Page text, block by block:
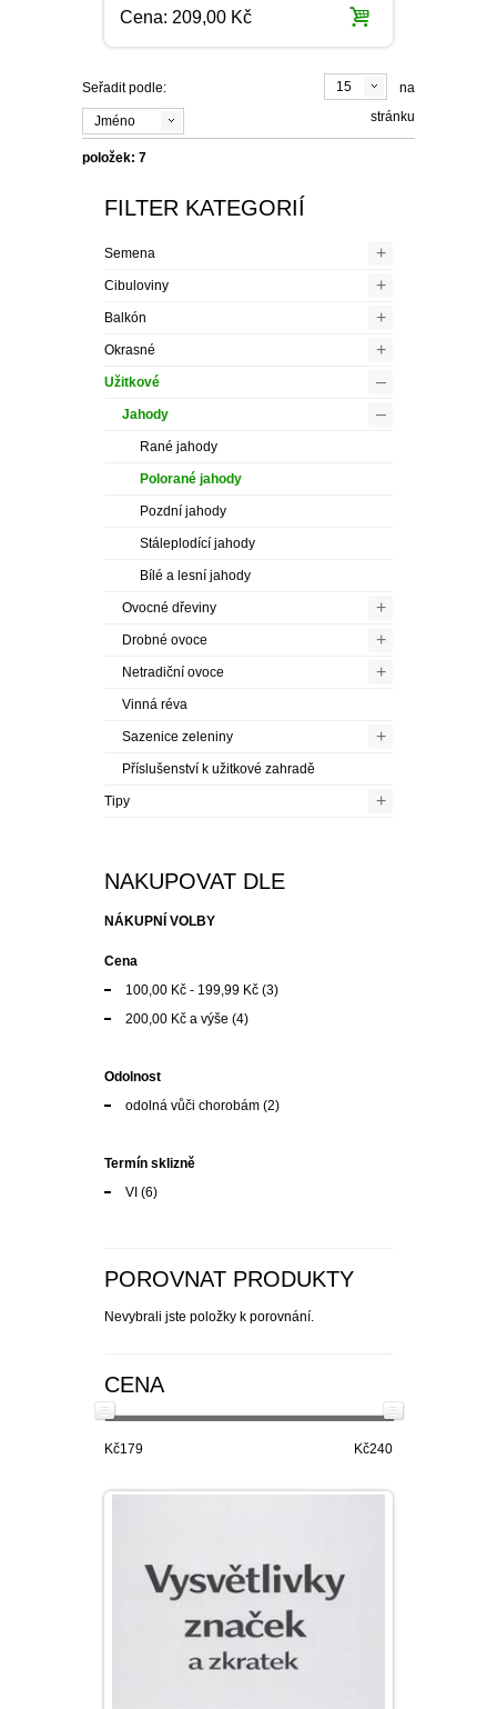
Cena: 209,00 Kč
Seřadit podle:
Jméno
15
na
stránku
položek: 7
FILTER KATEGORIÍ
Semena +
Cibuloviny +
Balkón +
Okrasné +
Užitkové –
Jahody –
Rané jahody
Polorané jahody
Pozdní jahody
Stáleplodící jahody
Bílé a lesní jahody
Ovocné dřeviny +
Drobné ovoce +
Netradiční ovoce +
Vinná réva
Sazenice zeleniny +
Příslušenství k užitkové zahradě
Tipy +
NAKUPOVAT DLE
NÁKUPNÍ VOLBY
Cena
100,00 Kč - 199,99 Kč (3)
200,00 Kč a výše (4)
Odolnost
odolná vůči chorobám (2)
Termín sklizně
VI (6)
POROVNAT PRODUKTY
Nevybrali jste položky k porovnání.
CENA
Kč179 Kč240